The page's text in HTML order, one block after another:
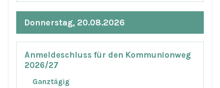
Donnerstag, 20.08.2026
Anmeldeschluss für den Kommunionweg
2026/27
Ganztägig